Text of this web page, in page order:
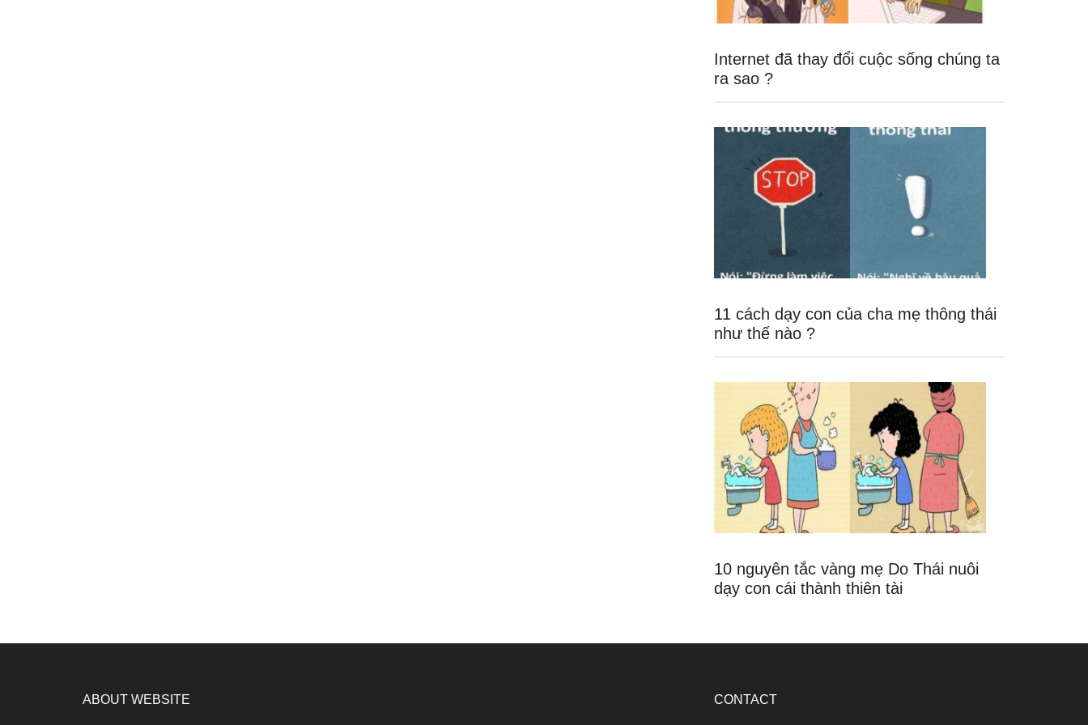
Internet đã thay đổi cuộc sống chúng ta
ra sao ?
11 cách dạy con của cha mẹ thông thái
như thế nào ?
10 nguyên tắc vàng mẹ Do Thái nuôi
dạy con cái thành thiên tài
ABOUT WEBSITE CONTACT